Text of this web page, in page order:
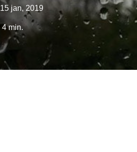
15 jan, 2019
4 min.